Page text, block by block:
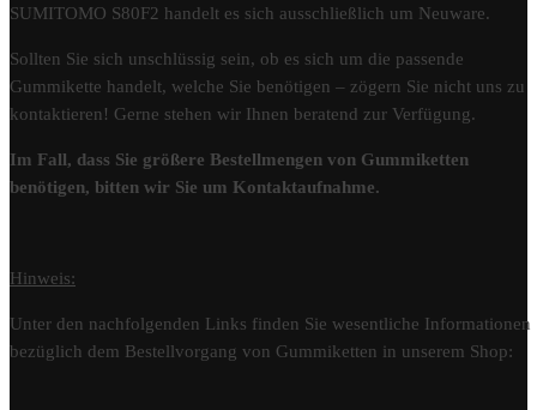
SUMITOMO S80F2 handelt es sich ausschließlich um Neuware.
Sollten Sie sich unschlüssig sein, ob es sich um die passende
Gummikette handelt, welche Sie benötigen – zögern Sie nicht uns zu
kontaktieren! Gerne stehen wir Ihnen beratend zur Verfügung.
Im Fall, dass Sie größere Bestellmengen von Gummiketten
benötigen, bitten wir Sie um Kontaktaufnahme.
Hinweis:
Unter den nachfolgenden Links finden Sie wesentliche Informationen
bezüglich dem Bestellvorgang von Gummiketten in unserem Shop: